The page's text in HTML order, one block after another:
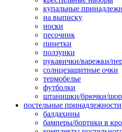
купальные
на выписку
носки
песочник
пинетки
ползунки
рукавички/варежки/
солнцезащитные очки
термобелье
футболки
штанишки/брючки/
постельные принадлежности
балдахины
бамперы/бортики в